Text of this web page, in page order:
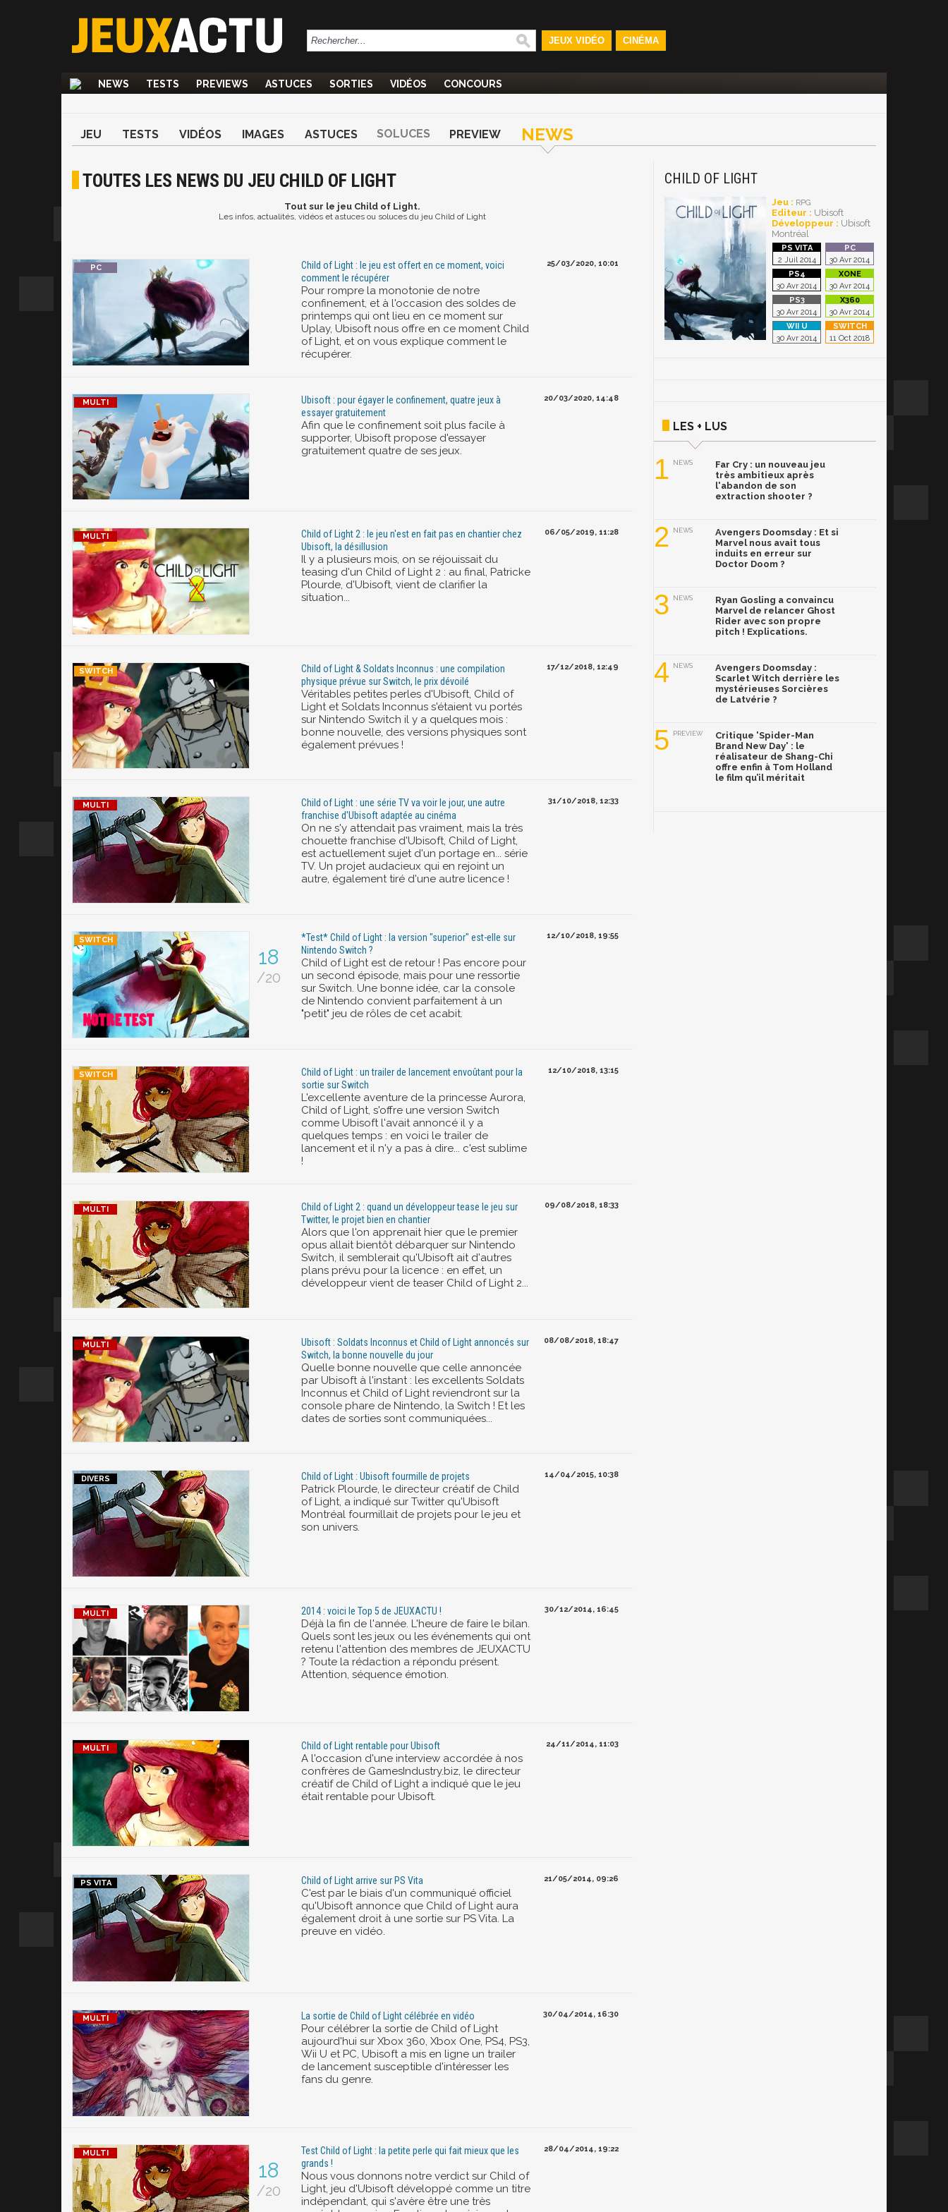
JEUX VIDÉO CINÉMA
NEWS TESTS PREVIEWS ASTUCES SORTIES VIDÉOS CONCOURS
JEU TESTS VIDÉOS IMAGES ASTUCES SOLUCES PREVIEW NEWS
TOUTES LES NEWS DU JEU CHILD OF LIGHT
Tout sur le jeu Child of Light.
Les infos, actualités, vidéos et astuces ou soluces du jeu Child of Light
Child of Light : le jeu est offert en ce moment, voici
comment le récupérer
Pour rompre la monotonie de notre
confinement, et à l'occasion des soldes de
printemps qui ont lieu en ce moment sur
Uplay, Ubisoft nous offre en ce moment Child
of Light, et on vous explique comment le
récupérer.
25/03/2020, 10:01
Ubisoft : pour égayer le confinement, quatre jeux à
essayer gratuitement
Afin que le confinement soit plus facile à
supporter, Ubisoft propose d'essayer
gratuitement quatre de ses jeux.
20/03/2020, 14:48
Child of Light 2 : le jeu n'est en fait pas en chantier chez
Ubisoft, la désillusion
Il y a plusieurs mois, on se réjouissait du
teasing d'un Child of Light 2 : au final, Patricke
Plourde, d'Ubisoft, vient de clarifier la
situation...
06/05/2019, 11:28
Child of Light & Soldats Inconnus : une compilation
physique prévue sur Switch, le prix dévoilé
Véritables petites perles d'Ubisoft, Child of
Light et Soldats Inconnus s'étaient vu portés
sur Nintendo Switch il y a quelques mois :
bonne nouvelle, des versions physiques sont
également prévues !
17/12/2018, 12:49
Child of Light : une série TV va voir le jour, une autre
franchise d'Ubisoft adaptée au cinéma
On ne s'y attendait pas vraiment, mais la très
chouette franchise d'Ubisoft, Child of Light,
est actuellement sujet d'un portage en... série
TV. Un projet audacieux qui en rejoint un
autre, également tiré d'une autre licence !
31/10/2018, 12:33
18
/20
*Test* Child of Light : la version "superior" est-elle sur
Nintendo Switch ?
Child of Light est de retour ! Pas encore pour
un second épisode, mais pour une ressortie
sur Switch. Une bonne idée, car la console
de Nintendo convient parfaitement à un
"petit" jeu de rôles de cet acabit.
12/10/2018, 19:55
Child of Light : un trailer de lancement envoûtant pour la
sortie sur Switch
L'excellente aventure de la princesse Aurora,
Child of Light, s'offre une version Switch
comme Ubisoft l'avait annoncé il y a
quelques temps : en voici le trailer de
lancement et il n'y a pas à dire... c'est sublime
!
12/10/2018, 13:15
Child of Light 2 : quand un développeur tease le jeu sur
Twitter, le projet bien en chantier
Alors que l'on apprenait hier que le premier
opus allait bientôt débarquer sur Nintendo
Switch, il semblerait qu'Ubisoft ait d'autres
plans prévu pour la licence : en effet, un
développeur vient de teaser Child of Light 2...
09/08/2018, 18:33
Ubisoft : Soldats Inconnus et Child of Light annoncés sur
Switch, la bonne nouvelle du jour
Quelle bonne nouvelle que celle annoncée
par Ubisoft à l'instant : les excellents Soldats
Inconnus et Child of Light reviendront sur la
console phare de Nintendo, la Switch ! Et les
dates de sorties sont communiquées...
08/08/2018, 18:47
Child of Light : Ubisoft fourmille de projets
Patrick Plourde, le directeur créatif de Child
of Light, a indiqué sur Twitter qu'Ubisoft
Montréal fourmillait de projets pour le jeu et
son univers.
14/04/2015, 10:38
2014 : voici le Top 5 de JEUXACTU !
Déjà la fin de l'année. L'heure de faire le bilan.
Quels sont les jeux ou les événements qui ont
retenu l'attention des membres de JEUXACTU
? Toute la rédaction a répondu présent.
Attention, séquence émotion.
30/12/2014, 16:45
Child of Light rentable pour Ubisoft
A l'occasion d'une interview accordée à nos
confrères de GamesIndustry.biz, le directeur
créatif de Child of Light a indiqué que le jeu
était rentable pour Ubisoft.
24/11/2014, 11:03
Child of Light arrive sur PS Vita
C'est par le biais d'un communiqué officiel
qu'Ubisoft annonce que Child of Light aura
également droit à une sortie sur PS Vita. La
preuve en vidéo.
21/05/2014, 09:26
La sortie de Child of Light célébrée en vidéo
Pour célébrer la sortie de Child of Light
aujourd'hui sur Xbox 360, Xbox One, PS4, PS3,
Wii U et PC, Ubisoft a mis en ligne un trailer
de lancement susceptible d'intéresser les
fans du genre.
30/04/2014, 16:30
18
/20
Test Child of Light : la petite perle qui fait mieux que les
grands !
Nous vous donnons notre verdict sur Child of
Light, jeu d'Ubisoft développé comme un titre
indépendant, qui s'avère être une très
28/04/2014, 19:22
CHILD OF LIGHT
Jeu : RPG
Editeur : Ubisoft
Développeur : Ubisoft
Montréal
2 Juil 2014 30 Avr 2014
30 Avr 2014 30 Avr 2014
30 Avr 2014 30 Avr 2014
30 Avr 2014 11 Oct 2018
LES + LUS
1 NEWS
Far Cry : un nouveau jeu
très ambitieux après
l'abandon de son
extraction shooter ?
2 NEWS
Avengers Doomsday : Et si
Marvel nous avait tous
induits en erreur sur
Doctor Doom ?
3 NEWS
Ryan Gosling a convaincu
Marvel de relancer Ghost
Rider avec son propre
pitch ! Explications.
4 NEWS
Avengers Doomsday :
Scarlet Witch derrière les
mystérieuses Sorcières
de Latvérie ?
5 PREVIEW
Critique 'Spider-Man
Brand New Day' : le
réalisateur de Shang-Chi
offre enfin à Tom Holland
le film qu’il méritait